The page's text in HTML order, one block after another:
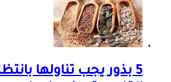
5 بذور يجب تناولها